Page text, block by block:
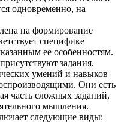
одновременно, на
на формирование
специфике
ее особенностям.
задания,
умений и навыков
Они есть
часть сложных заданий,
мышления.
следующие виды: